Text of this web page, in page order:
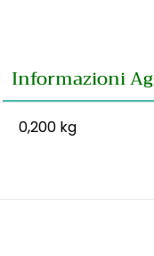
Informazioni
0,200 kg